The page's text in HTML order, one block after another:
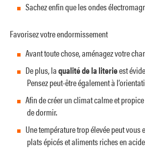
Sachez enfin que les ondes
Favorisez votre endormissement
Avant toute chose, aménagez votre
De plus, laqualité de la literieest
Pensez peut-être également à
Afin de créer un climat calme et
de dormir.
Une température trop élevée peut
plats épicés et aliments riches en